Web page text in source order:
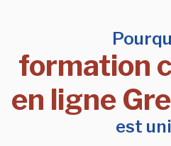
formation
en ligne
est